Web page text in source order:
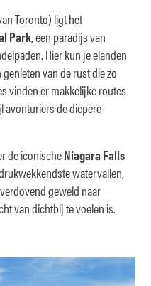
Toronto) ligt het
Park, een paradijs van
Hier kun je elanden
van de rust die zo
vinden er makkelijke routes
de diepere
de iconischeNiagara Falls
watervallen,
geweld naar
van dichtbij te voelen is.